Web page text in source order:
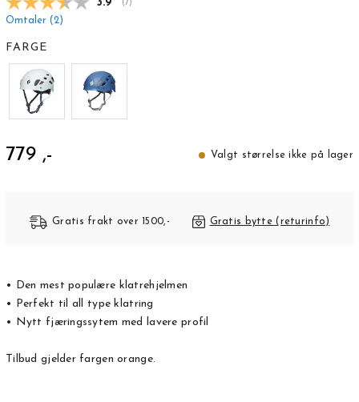
Gjennomsnittskarakter:
3.9 (stemmer:
7)
Omtaler (2)
FARGE
779 ,- Valgt størrelse ikke på lager
Gratis frakt over 1500,- Gratis bytte (returinfo)
• Den mest populære klatrehjelmen
• Perfekt til all type klatring
• Nytt fjæringssytem med lavere profil
Tilbud gjelder fargen orange.